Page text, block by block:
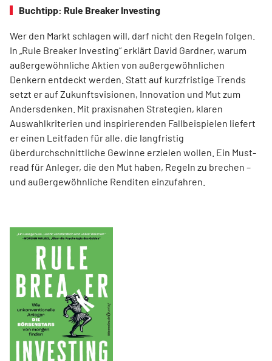
Buchtipp: Rule Breaker Investing
Wer den Markt schlagen will, darf nicht den Regeln folgen.
In „Rule Breaker Investing“ erklärt David Gardner, warum
außergewöhnliche Aktien von außer­gewöhnlichen
Denkern entdeckt werden. Statt auf kurzfristige Trends
setzt er auf Zukunftsvisionen, Innovation und Mut zum
Andersdenken. Mit praxisnahen Strategien, klaren
Auswahlkriterien und inspirierenden Fallbeispielen liefert
er einen Leit­faden für alle, die langfristig
überdurchschnittliche Gewinne erzielen wollen. Ein Must-
read für Anleger, die den Mut haben, Regeln zu brechen –
und außergewöhnliche Renditen einzufahren.